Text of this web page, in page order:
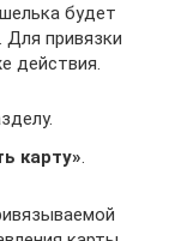
будет
Для привязки
действия.
карту».